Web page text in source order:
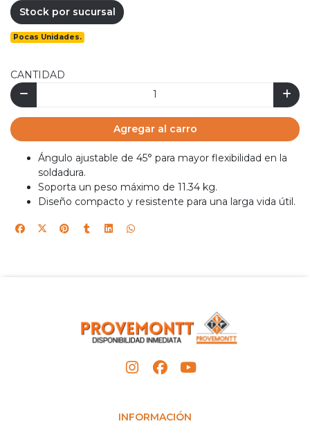
Stock por sucursal
Pocas Unidades.
CANTIDAD
Agregar al carro
Ángulo ajustable de 45° para mayor flexibilidad en la
soldadura.
Soporta un peso máximo de 11.34 kg.
Diseño compacto y resistente para una larga vida útil.
INFORMACIÓN